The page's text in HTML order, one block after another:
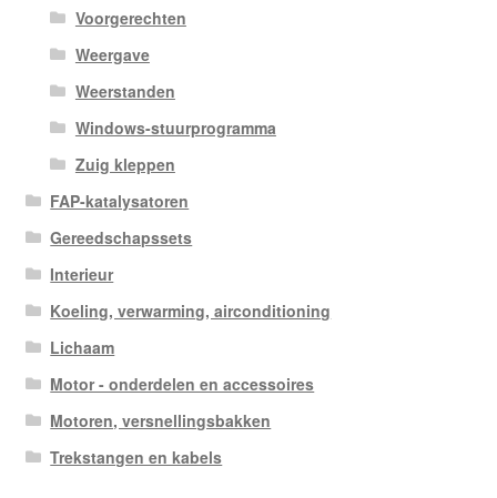
Voorgerechten
Weergave
Weerstanden
Windows-stuurprogramma
Zuig kleppen
FAP-katalysatoren
Gereedschapssets
Interieur
Koeling, verwarming, airconditioning
Lichaam
Motor - onderdelen en accessoires
Motoren, versnellingsbakken
Trekstangen en kabels